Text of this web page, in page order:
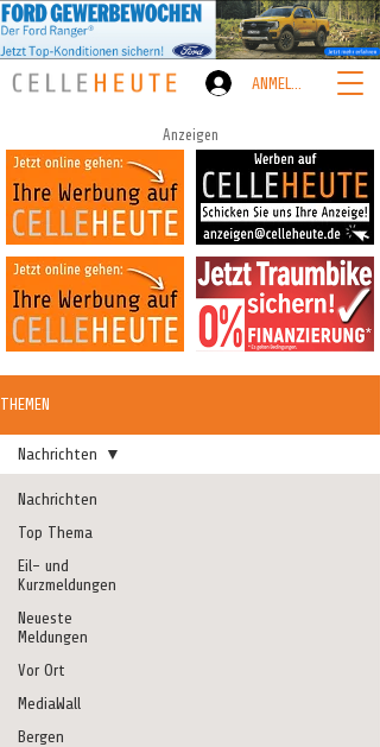
ANMELDEN
Anzeigen
THEMEN
Nachrichten
Top Thema
Eil- und
Kurzmeldungen
Neueste
Meldungen
Vor Ort
MediaWall
Bergen
Nachrichten